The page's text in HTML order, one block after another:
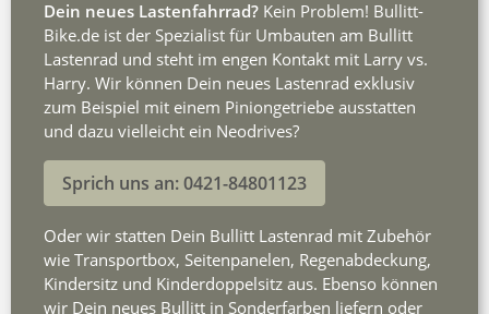
Dein neues Lastenfahrrad? Kein Problem! Bullitt-
Bike.de ist der Spezialist für Umbauten am Bullitt
Lastenrad und steht im engen Kontakt mit Larry vs.
Harry. Wir können Dein neues Lastenrad exklusiv
zum Beispiel mit einem Piniongetriebe ausstatten
und dazu vielleicht ein Neodrives?
Sprich uns an: 0421-84801123
Oder wir statten Dein Bullitt Lastenrad mit Zubehör
wie Transportbox, Seitenpanelen, Regenabdeckung,
Kindersitz und Kinderdoppelsitz aus. Ebenso können
wir Dein neues Bullitt in Sonderfarben liefern oder